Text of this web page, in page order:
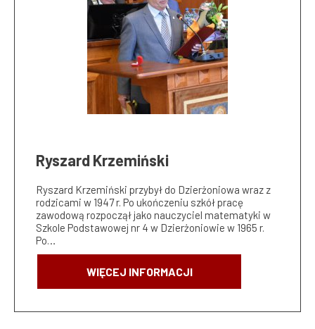
Ryszard Krzemiński
Ryszard Krzemiński przybył do Dzierżoniowa wraz z
rodzicami w 1947 r. Po ukończeniu szkół pracę
zawodową rozpoczął jako nauczyciel matematyki w
Szkole Podstawowej nr 4 w Dzierżoniowie w 1965 r.
Po…
WIĘCEJ INFORMACJI